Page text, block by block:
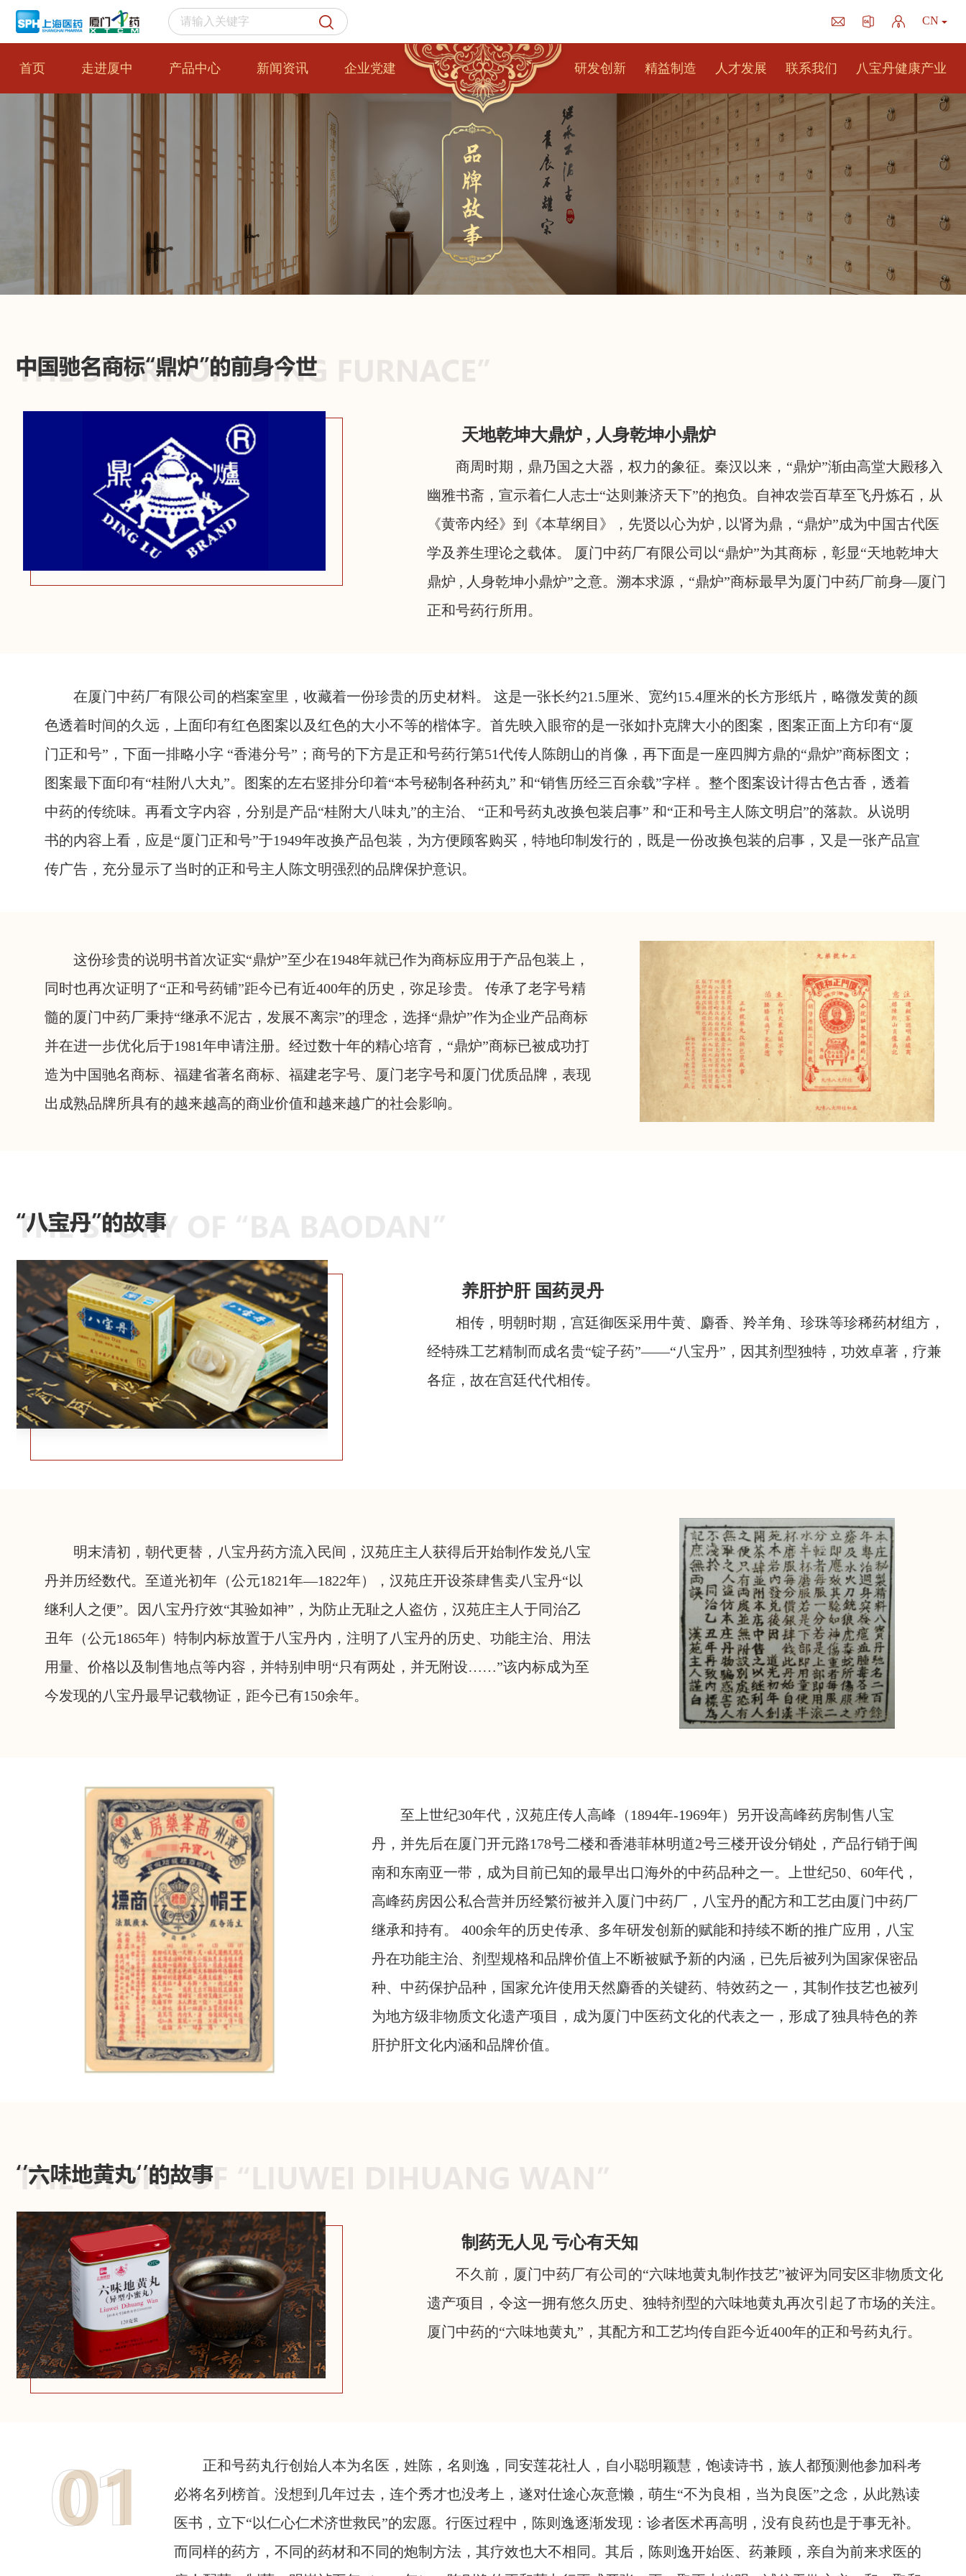
CN
首页 走进厦中 产品中心 新闻资讯 企业党建 研发创新 精益制造 人才发展 联系我们 八宝丹健康产业
天地乾坤大鼎炉 , 人身乾坤小鼎炉
商周时期，鼎乃国之大器，权力的象征。秦汉以来，“鼎炉”渐由高堂大殿移入
幽雅书斋，宣示着仁人志士“达则兼济天下”的抱负。自神农尝百草至飞丹炼石，从
《黄帝内经》到《本草纲目》，先贤以心为炉 , 以肾为鼎，“鼎炉”成为中国古代医
学及养生理论之载体。 厦门中药厂有限公司以“鼎炉”为其商标，彰显“天地乾坤大
鼎炉 , 人身乾坤小鼎炉”之意。溯本求源，“鼎炉”商标最早为厦门中药厂前身—厦门
正和号药行所用。
在厦门中药厂有限公司的档案室里，收藏着一份珍贵的历史材料。 这是一张长约21.5厘米、宽约15.4厘米的长方形纸片，略微发黄的颜
色透着时间的久远，上面印有红色图案以及红色的大小不等的楷体字。首先映入眼帘的是一张如扑克牌大小的图案，图案正面上方印有“厦
门正和号”，下面一排略小字 “香港分号”；商号的下方是正和号药行第51代传人陈朗山的肖像，再下面是一座四脚方鼎的“鼎炉”商标图文；
图案最下面印有“桂附八大丸”。图案的左右竖排分印着“本号秘制各种药丸” 和“销售历经三百余载”字样 。整个图案设计得古色古香，透着
中药的传统味。再看文字内容，分别是产品“桂附大八味丸”的主治、 “正和号药丸改换包装启事” 和“正和号主人陈文明启”的落款。从说明
书的内容上看，应是“厦门正和号”于1949年改换产品包装，为方便顾客购买，特地印制发行的，既是一份改换包装的启事，又是一张产品宣
传广告，充分显示了当时的正和号主人陈文明强烈的品牌保护意识。
这份珍贵的说明书首次证实“鼎炉”至少在1948年就已作为商标应用于产品包装上，
同时也再次证明了“正和号药铺”距今已有近400年的历史，弥足珍贵。 传承了老字号精
髓的厦门中药厂秉持“继承不泥古，发展不离宗”的理念，选择“鼎炉”作为企业产品商标
并在进一步优化后于1981年申请注册。经过数十年的精心培育，“鼎炉”商标已被成功打
造为中国驰名商标、福建省著名商标、福建老字号、厦门老字号和厦门优质品牌，表现
出成熟品牌所具有的越来越高的商业价值和越来越广的社会影响。
养肝护肝 国药灵丹
相传，明朝时期，宫廷御医采用牛黄、麝香、羚羊角、珍珠等珍稀药材组方，
经特殊工艺精制而成名贵“锭子药”——“八宝丹”，因其剂型独特，功效卓著，疗兼
各症，故在宫廷代代相传。
明末清初，朝代更替，八宝丹药方流入民间，汉苑庄主人获得后开始制作发兑八宝
丹并历经数代。至道光初年（公元1821年—1822年），汉苑庄开设茶肆售卖八宝丹“以
继利人之便”。因八宝丹疗效“其验如神”，为防止无耻之人盗仿，汉苑庄主人于同治乙
丑年（公元1865年）特制内标放置于八宝丹内，注明了八宝丹的历史、功能主治、用法
用量、价格以及制售地点等内容，并特别申明“只有两处，并无附设……”该内标成为至
今发现的八宝丹最早记载物证，距今已有150余年。
至上世纪30年代，汉苑庄传人高峰（1894年-1969年）另开设高峰药房制售八宝
丹，并先后在厦门开元路178号二楼和香港菲林明道2号三楼开设分销处，产品行销于闽
南和东南亚一带，成为目前已知的最早出口海外的中药品种之一。上世纪50、60年代，
高峰药房因公私合营并历经繁衍被并入厦门中药厂，八宝丹的配方和工艺由厦门中药厂
继承和持有。 400余年的历史传承、多年研发创新的赋能和持续不断的推广应用，八宝
丹在功能主治、剂型规格和品牌价值上不断被赋予新的内涵，已先后被列为国家保密品
种、中药保护品种，国家允许使用天然麝香的关键药、特效药之一，其制作技艺也被列
为地方级非物质文化遗产项目，成为厦门中医药文化的代表之一，形成了独具特色的养
肝护肝文化内涵和品牌价值。
制药无人见 亏心有天知
不久前，厦门中药厂有公司的“六味地黄丸制作技艺”被评为同安区非物质文化
遗产项目，令这一拥有悠久历史、独特剂型的六味地黄丸再次引起了市场的关注。
厦门中药的“六味地黄丸”，其配方和工艺均传自距今近400年的正和号药丸行。
正和号药丸行创始人本为名医，姓陈，名则逸，同安莲花社人，自小聪明颖慧，饱读诗书，族人都预测他参加科考
必将名列榜首。没想到几年过去，连个秀才也没考上，遂对仕途心灰意懒，萌生“不为良相，当为良医”之念，从此熟读
医书，立下“以仁心仁术济世救民”的宏愿。行医过程中，陈则逸逐渐发现：诊者医术再高明，没有良药也是于事无补。
而同样的药方，不同的药材和不同的炮制方法，其疗效也大不相同。其后，陈则逸开始医、药兼顾，亲自为前来求医的